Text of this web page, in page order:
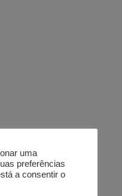
uma
preferências
a consentir o